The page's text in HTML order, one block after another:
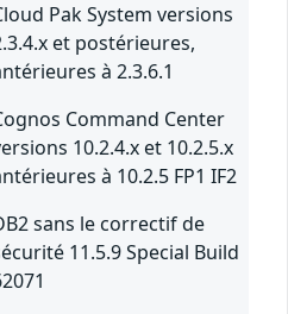
Pak System versions
et postérieures,
à 2.3.6.1
Command Center
10.2.4.x et 10.2.5.x
à 10.2.5 FP1 IF2
sans le correctif de
11.5.9 Special Build